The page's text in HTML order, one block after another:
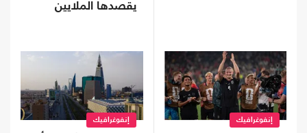
يقصدها الملايين
إنفوغرافيك إنفوغرافيك